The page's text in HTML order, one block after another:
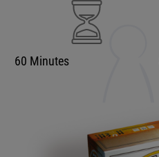
60 Minutes